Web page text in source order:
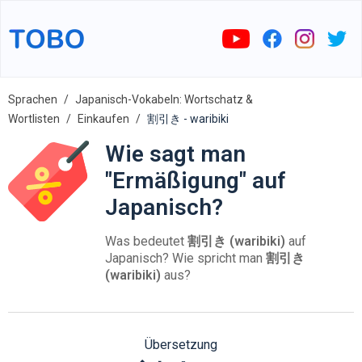
Sprachen
Japanisch-Vokabeln: Wortschatz &
Wortlisten
Einkaufen 割引き - waribiki
Wie sagt man
"Ermäßigung" auf
Japanisch?
Was bedeutet 割引き (waribiki) auf
Japanisch? Wie spricht man 割引き
(waribiki) aus?
Übersetzung